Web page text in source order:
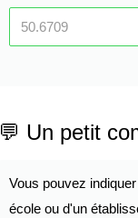
💬 Un petit
Vous pouvez
école ou d'un